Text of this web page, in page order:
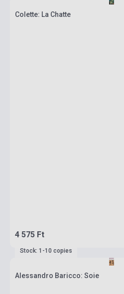
Colette: La Chatte
4 575 Ft
Stock: 1-10 copies
Alessandro Baricco: Soie